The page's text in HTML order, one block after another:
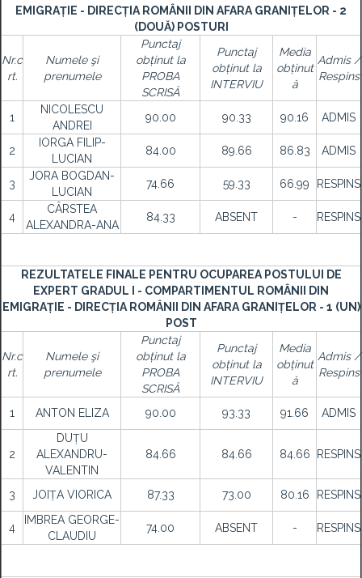
EMIGRAȚIE - DIRECȚIA ROMÂNII DIN AFARA GRANIȚELOR - 2
(DOUĂ) POSTURI
Nr.c
rt.
Numele şi
prenumele
Punctaj
obținut la
PROBA
SCRISĂ
Punctaj
obținut la
INTERVIU
Media
obținut
ă
Admis /
Respins
1
NICOLESCU
ANDREI
90.00 90.33 90.16 ADMIS
2
IORGA FILIP-
LUCIAN
84.00 89.66 86.83 ADMIS
3
JORA BOGDAN-
LUCIAN
74.66 59.33 66.99 RESPINS
4
CÂRSTEA
ALEXANDRA-ANA
84.33 ABSENT - RESPINS
REZULTATELE FINALE PENTRU OCUPAREA POSTULUI DE
EXPERT GRADUL I - COMPARTIMENTUL ROMÂNII DIN
EMIGRAȚIE - DIRECȚIA ROMÂNII DIN AFARA GRANIȚELOR - 1 (UN)
POST
Nr.c
rt.
Numele şi
prenumele
Punctaj
obținut la
PROBA
SCRISĂ
Punctaj
obținut la
INTERVIU
Media
obținut
ă
Admis /
Respins
1 ANTON ELIZA 90.00 93.33 91.66 ADMIS
2
DUȚU
ALEXANDRU-
VALENTIN
84.66 84.66 84.66 RESPINS
3 JOIȚA VIORICA 87.33 73.00 80.16 RESPINS
4
IMBREA GEORGE-
CLAUDIU
74.00 ABSENT - RESPINS